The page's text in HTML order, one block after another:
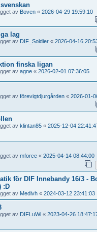
av Boven « 2026-04-29 19:59:10
lag
av DIF_Soldier « 2026-04-16
finska ligan
av agne « 2026-02-01 07:36:05
av förevigtdjurgården « 2026-01-
av klintan85 « 2025-12-04
av mforce « 2025-04-14 08:44:00
för DIF Innebandy 16/3 -
:D
av Medivh « 2024-03-12 23:41:03
av DIFLuWi « 2023-04-26